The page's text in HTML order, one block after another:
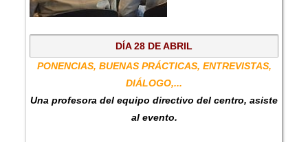
DÍA 28 DE ABRIL
PONENCIAS, BUENAS PRÁCTICAS, ENTREVISTAS,
DIÁLOGO,...
Una profesora del equipo directivo del centro, asiste
al evento.